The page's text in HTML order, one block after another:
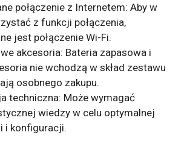
połączenie z Internetem: Aby w
z funkcji połączenia,
jest połączenie Wi-Fi.
akcesoria: Bateria zapasowa i
nie wchodzą w skład zestawu
osobnego zakupu.
techniczna: Może wymagać
wiedzy w celu optymalnej
i konfiguracji.